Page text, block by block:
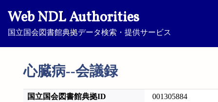
Web NDL Authorities
国立国会図書館典拠データ検索・提供サービス
心臓病--会議録
国立国会図書館典拠ID 001305884